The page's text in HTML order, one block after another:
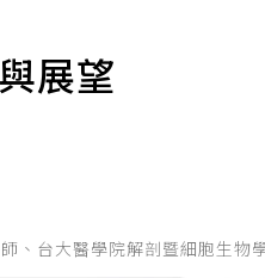
展望
、台大醫學院解剖暨細胞生